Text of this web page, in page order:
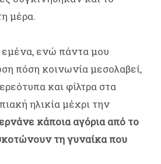
μέρα.
ενώ πάντα μου
πόση κοινωνία μεσολαβεί,
και φίλτρα στα
ηλικία μέχρι την
κάποια αγόρια από το
τη γυναίκα που